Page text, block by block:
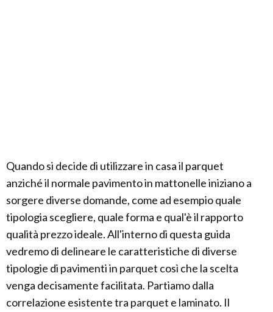
Quando si decide di utilizzare in casa il parquet
anziché il normale pavimento in mattonelle iniziano a
sorgere diverse domande, come ad esempio quale
tipologia scegliere, quale forma e qual'è il rapporto
qualità prezzo ideale. All'interno di questa guida
vedremo di delineare le caratteristiche di diverse
tipologie di pavimenti in parquet così che la scelta
venga decisamente facilitata. Partiamo dalla
correlazione esistente tra parquet e laminato. Il